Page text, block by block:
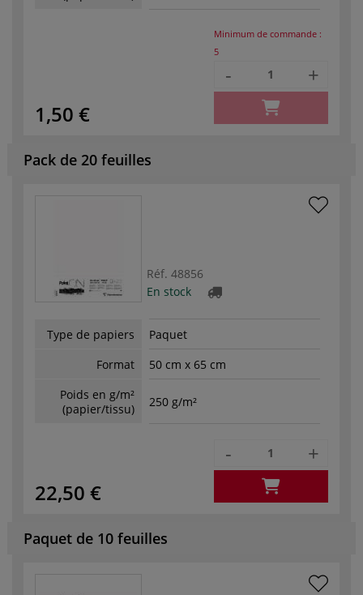
1,50 €
Minimum de commande :
5
- +
Pack de 20 feuilles
Réf. 48856
En stock
Type de papiers
Paquet
Format
50 cm x 65 cm
Poids en g/m²
(papier/tissu)
250 g/m²
22,50 €
- +
Paquet de 10 feuilles